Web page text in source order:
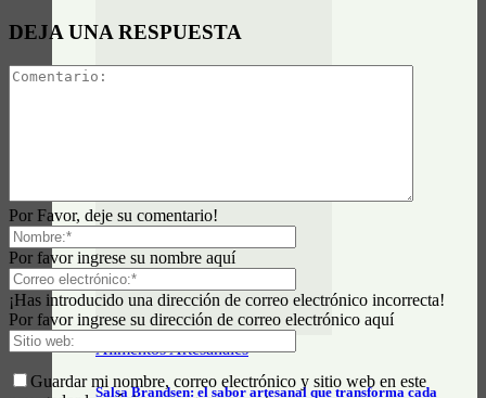
Alimentos Artesanales
Salsa Brandsen: el sabor artesanal que transforma cada
DEJA UNA RESPUESTA
Por Favor, deje su comentario!
Por favor ingrese su nombre aquí
¡Has introducido una dirección de correo electrónico incorrecta!
Por favor ingrese su dirección de correo electrónico aquí
Guardar mi nombre, correo electrónico y sitio web en este